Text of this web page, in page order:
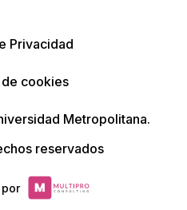
Privacidad
cookies
Metropolitana.
reservados